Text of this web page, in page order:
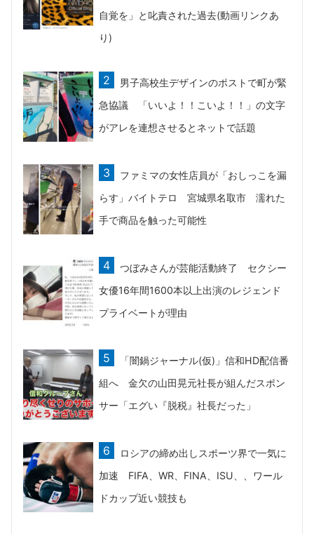
自覚を」と叱責された過去(動画リンクあ
り)
男子高校生デザインのポストで町が緊
急協議 「いいよ！！こいよ！！」の文字
がアレを連想させるとネットで話題
ファミマの女性店員が「おしっこを漏
らす」バイトテロ 宮城県名取市 濡れた
手で商品を触った可能性
つぼみさんが芸能活動終了 セクシー
女優16年間1600本以上出演のレジェンド
プライベートが理由
「闇鍋ジャーナル(仮)」信和HD配信番
組へ 金欠の山田晃元社長が組んだスポン
サー「エグい『脱税』社長だった」
ロシアの締め出しスポーツ界で一気に
加速 FIFA、WR、FINA、ISU、、ワール
ドカップ近い競技も